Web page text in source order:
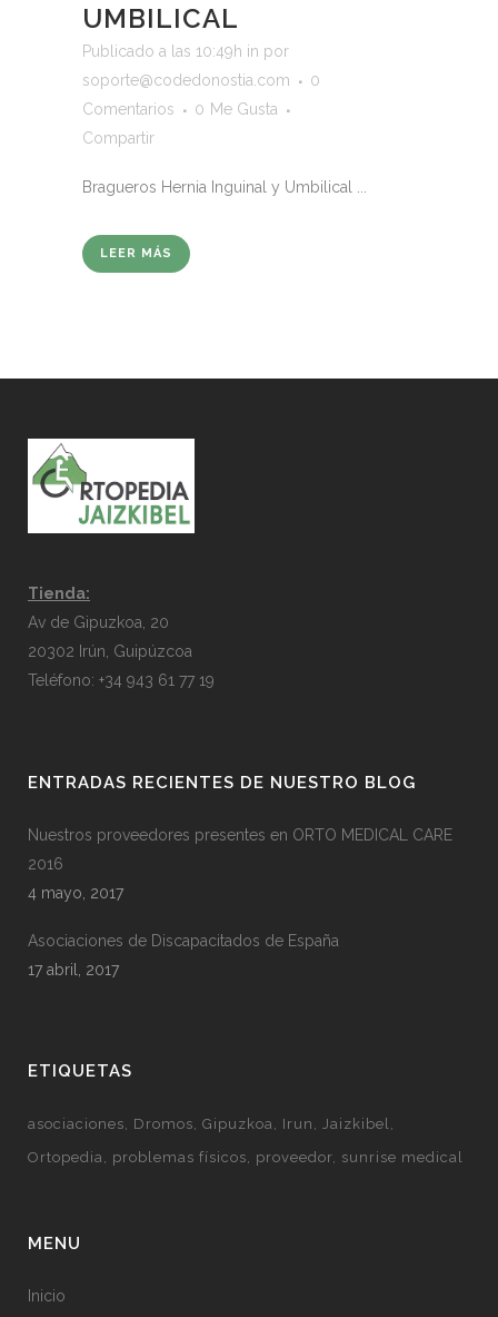
UMBILICAL
Publicado a las 10:49h in por
soporte@codedonostia.com
0
Comentarios
0 Me Gusta
Compartir
Bragueros Hernia Inguinal y Umbilical ...
LEER MÁS
Tienda:
Av de Gipuzkoa, 20
20302 Irún, Guipúzcoa
Teléfono: +34 943 61 77 19
ENTRADAS RECIENTES DE NUESTRO BLOG
Nuestros proveedores presentes en ORTO MEDICAL CARE
2016
4 mayo, 2017
Asociaciones de Discapacitados de España
17 abril, 2017
ETIQUETAS
asociaciones Dromos Gipuzkoa Irun
Jaizkibel
Ortopedia
problemas físicos proveedor sunrise medical
MENU
Inicio